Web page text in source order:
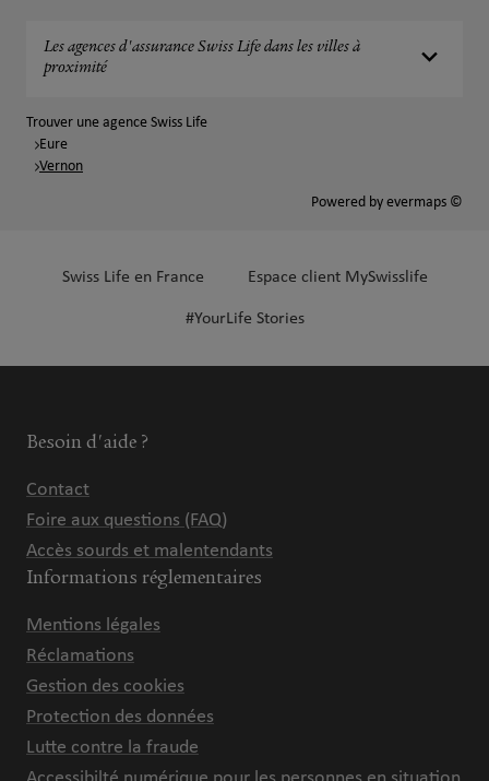
Les agences d'assurance Swiss Life dans les villes à
proximité
Trouver une agence Swiss Life
Eure
Vernon
Powered by evermaps ©
Swiss Life en France Espace client MySwisslife
#YourLife Stories
Besoin d'aide ?
Contact
Foire aux questions (FAQ)
Accès sourds et malentendants
Informations réglementaires
Mentions légales
Réclamations
Gestion des cookies
Protection des données
Lutte contre la fraude